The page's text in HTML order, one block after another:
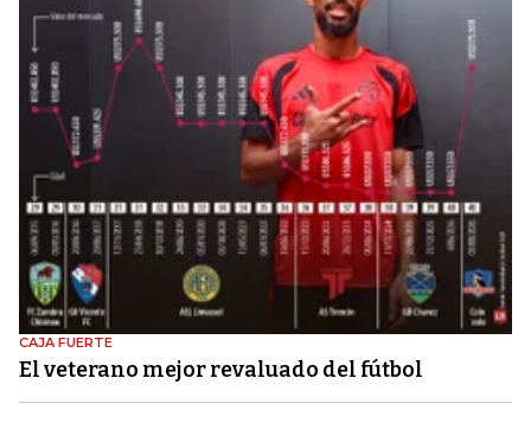
CAJA FUERTE
El veterano mejor revaluado del fútbol